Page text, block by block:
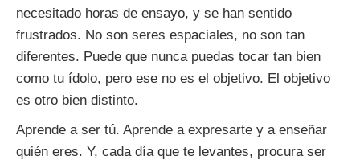
necesitado horas de ensayo, y se han sentido
frustrados. No son seres espaciales, no son tan
diferentes. Puede que nunca puedas tocar tan bien
como tu ídolo, pero ese no es el objetivo. El objetivo
es otro bien distinto.
Aprende a ser tú. Aprende a expresarte y a enseñar
quién eres. Y, cada día que te levantes, procura ser